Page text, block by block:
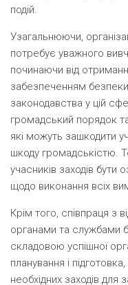
подій.
Узагальнюючи,
потребує уважного
починаючи від
забезпеченням
законодавства у цій
громадський порядок
які можуть зашкодити
шкоду громадськістю.
учасників заходів бути
щодо виконання всіх
Крім того, співпраця з
органами та службами
складовою успішної
планування і
необхідних заходів